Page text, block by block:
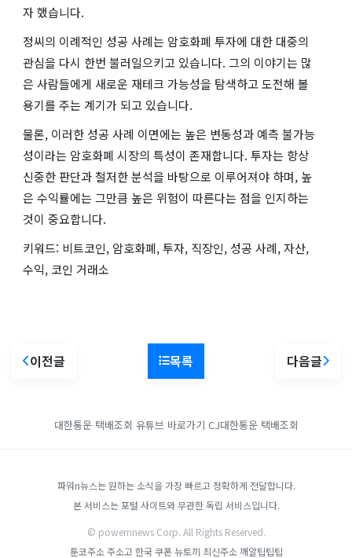
자 했습니다.
정씨의 이례적인 성공 사례는 암호화폐 투자에 대한 대중의
관심을 다시 한번 불러일으키고 있습니다. 그의 이야기는 많
은 사람들에게 새로운 재테크 가능성을 탐색하고 도전해 볼
용기를 주는 계기가 되고 있습니다.
물론, 이러한 성공 사례 이면에는 높은 변동성과 예측 불가능
성이라는 암호화폐 시장의 특성이 존재합니다. 투자는 항상
신중한 판단과 철저한 분석을 바탕으로 이루어져야 하며, 높
은 수익률에는 그만큼 높은 위험이 따른다는 점을 인지하는
것이 중요합니다.
키워드: 비트코인, 암호화폐, 투자, 직장인, 성공 사례, 자산,
수익, 코인 거래소
이전글 목록 다음글
대한통운 택배조회 유튜브 바로가기 CJ대한통운 택배조회
파워n뉴스는 원하는 소식을 가장 빠르고 정확하게 전달합니다.
본 서비스는 포털 사이트와 무관한 독립 서비스입니다.
© powernnews Corp. All Rights Reserved.
툰코주소 주소고 한국 쿠폰 뉴토끼 최신주소 깨알팁팁팁